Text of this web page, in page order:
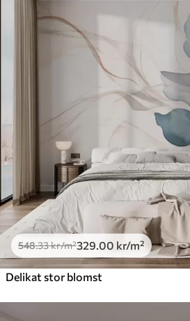
548.33kr/m²329 .00 kr/m²
Delikat stor blomst